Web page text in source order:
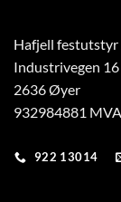
Hafjell festutstyr
Industrivegen 16
2636 Øyer
932984881 MVA
922 13014